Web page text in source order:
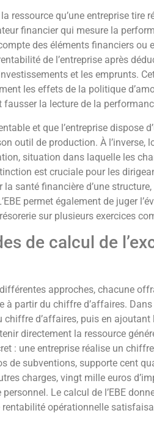
ressource qu’une entreprise tire
financier qui mesure la
des éléments financiers ou
de l’entreprise après
et les emprunts.
les effets de la politique
la lecture de la
et que l’entreprise dispose
outil de production. À l’inverse,
situation dans laquelle les
est cruciale pour les
santé financière d’une structure,
permet également de juger
sur plusieurs exercices
de calcul de
approches, chacune
partir du chiffre d’affaires. Dans
chiffre d’affaires, puis en
directement la ressource
: une entreprise réalise un
de subventions, supporte cent
charges, vingt mille euros
Le calcul de l’EBE
opérationnelle